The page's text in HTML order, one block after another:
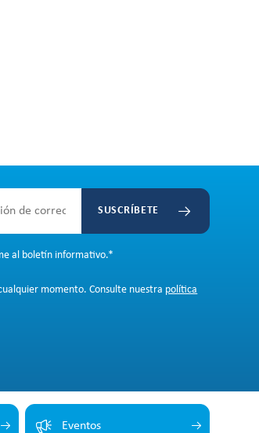
SUSCRÍBETE
al boletín informativo.*
momento. Consulte nuestra política
Eventos